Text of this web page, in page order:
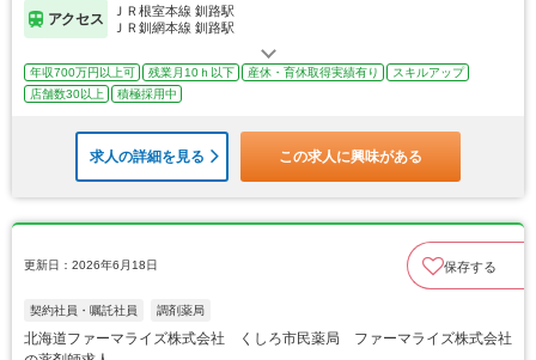
アクセス
ＪＲ根室本線 釧路駅
ＪＲ釧網本線 釧路駅
年収700万円以上可 残業月10ｈ以下 産休・育休取得実績有り
スキルアップ
店舗数30以上
積極採用中
求人の詳細を見る この求人に興味がある
更新日：2026年6月18日 保存する
契約社員・嘱託社員 調剤薬局
北海道ファーマライズ株式会社 くしろ市民薬局 ファーマライズ株式会社